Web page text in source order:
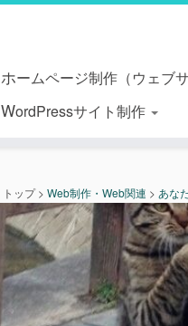
ホームページ制作（ウェブ
WordPressサイト制作
トップ> Web制作・Web関連 > あな